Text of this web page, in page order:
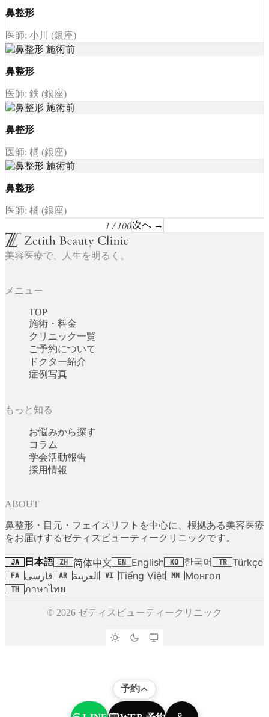
鼻整形
医師: 小川 (銀座)
鼻整形
医師: 鉄 (銀座)
鼻整形
医師: 橘 (銀座)
鼻整形
医師: 橘 (銀座)
1 / 100次へ →
美容医療で、人生を明るく。
メニュー
TOP
施術・料金
クリニック一覧
ご予約について
ドクター紹介
症例写真
もっと知る
お悩みから探す
コラム
学会活動報告
採用情報
ABOUT
鼻整形・目元・フェイスリフトを中心に、根拠ある美容医療
をお届けするゼティスビューティークリニックです。
JA 日本語 ZH 简体中文 EN English KO 한국어 TR Türkçe
FA فارسی AR العربية VI Tiếng Việt MN Монгол
TH ภาษาไทย
© 2026 ゼティスビューティークリニック
予約